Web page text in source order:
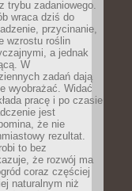
trybu zadaniowego.
wraca dziś do
przycinanie,
wzrostu roślin
a jednak
W
zadań dają
wyobrażać. Widać
pracę i po czasie
jest
że nie
rezultat.
to bez
że rozwój ma
coraz częściej
naturalnym niż